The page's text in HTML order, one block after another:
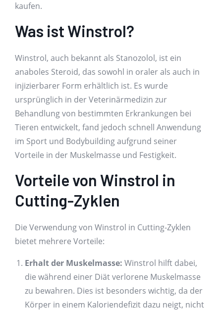
kaufen.
Was ist Winstrol?
Winstrol, auch bekannt als Stanozolol, ist ein
anaboles Steroid, das sowohl in oraler als auch in
injizierbarer Form erhältlich ist. Es wurde
ursprünglich in der Veterinärmedizin zur
Behandlung von bestimmten Erkrankungen bei
Tieren entwickelt, fand jedoch schnell Anwendung
im Sport und Bodybuilding aufgrund seiner
Vorteile in der Muskelmasse und Festigkeit.
Vorteile von Winstrol in
Cutting-Zyklen
Die Verwendung von Winstrol in Cutting-Zyklen
bietet mehrere Vorteile:
Erhalt der Muskelmasse: Winstrol hilft dabei,
die während einer Diät verlorene Muskelmasse
zu bewahren. Dies ist besonders wichtig, da der
Körper in einem Kaloriendefizit dazu neigt, nicht